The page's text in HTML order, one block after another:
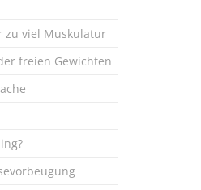
zu viel Muskulatur
freien Gewichten